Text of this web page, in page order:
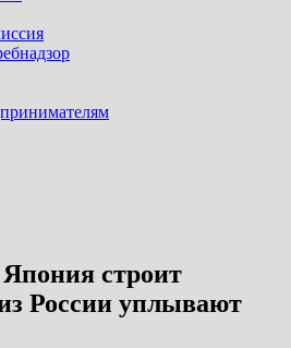
строит
России уплывают